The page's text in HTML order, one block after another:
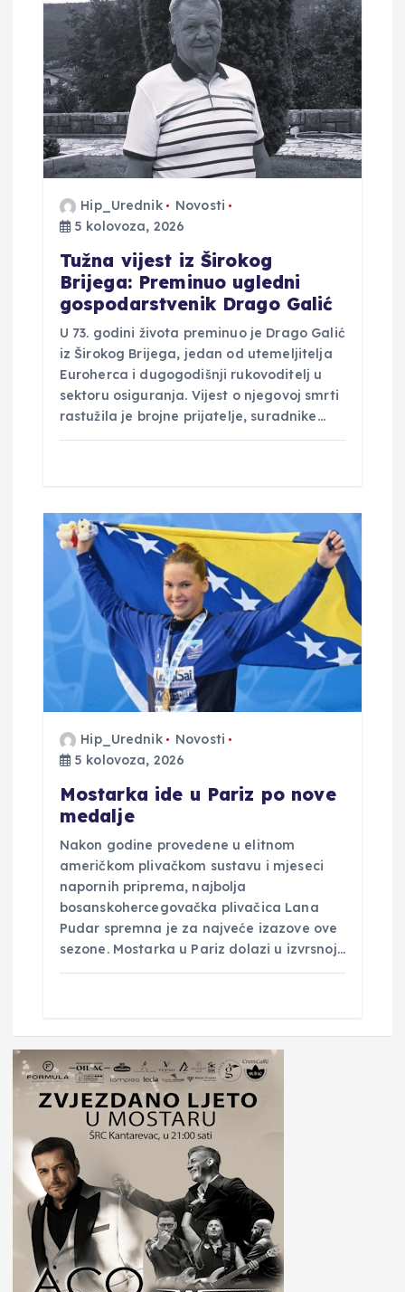
a
o
b
Hip_Urednik
Novosti
5 kolovoza, 2026
Tužna vijest iz Širokog
Brijega: Preminuo ugledni
gospodarstvenik Drago Galić
U 73. godini života preminuo je Drago Galić
iz Širokog Brijega, jedan od utemeljitelja
Euroherca i dugogodišnji rukovoditelj u
sektoru osiguranja. Vijest o njegovoj smrti
rastužila je brojne prijatelje, suradnike…
Hip_Urednik
Novosti
5 kolovoza, 2026
Mostarka ide u Pariz po nove
medalje
Nakon godine provedene u elitnom
američkom plivačkom sustavu i mjeseci
napornih priprema, najbolja
bosanskohercegovačka plivačica Lana
Pudar spremna je za najveće izazove ove
sezone. Mostarka u Pariz dolazi u izvrsnoj…